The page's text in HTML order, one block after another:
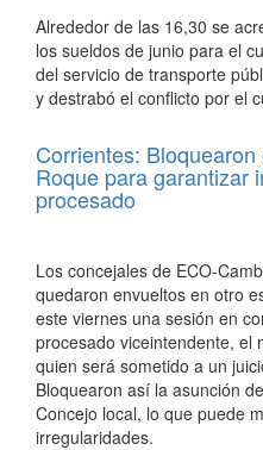
Alrededor de las 16,30 se
los sueldos de junio para el
del servicio de transporte
y destrabó el conflicto por el
Corrientes:
Roque para garantizar
procesado
Los concejales de ECO-
quedaron envueltos en otro
este viernes una sesión en
procesado viceintendente, el
quien será sometido a un
Bloquearon así la asunción
Concejo local, lo que puede
irregularidades.